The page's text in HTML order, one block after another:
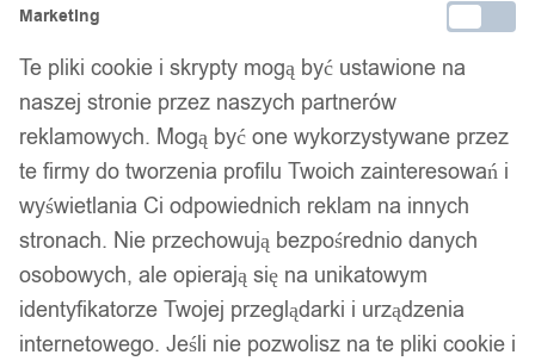
Marketing
Te pliki cookie i skrypty mogą być ustawione na
naszej stronie przez naszych partnerów
reklamowych. Mogą być one wykorzystywane przez
te firmy do tworzenia profilu Twoich zainteresowań i
wyświetlania Ci odpowiednich reklam na innych
stronach. Nie przechowują bezpośrednio danych
osobowych, ale opierają się na unikatowym
identyfikatorze Twojej przeglądarki i urządzenia
internetowego. Jeśli nie pozwolisz na te pliki cookie i